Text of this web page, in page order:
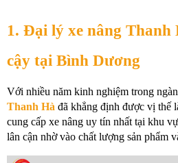
1. Đại lý xe nâng
cậy tại Bình Dương
Với nhiều năm kinh nghiệm trong
Thanh Hà đã khẳng định được vị thế
cung cấp xe nâng uy tín nhất tại khu
lân cận nhờ vào chất lượng sản phẩm